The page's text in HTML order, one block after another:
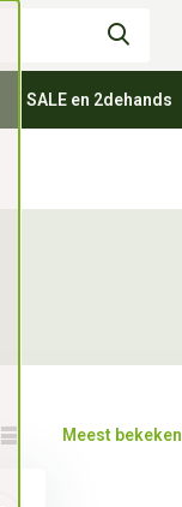
SALE en 2dehands
Meest bekeken